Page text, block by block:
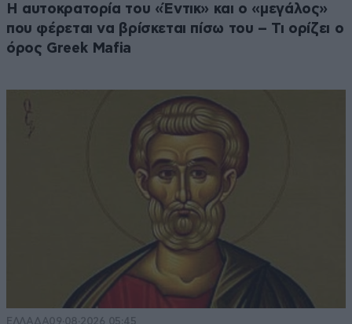
Η αυτοκρατορία του «Έντικ» και ο «μεγάλος»
που φέρεται να βρίσκεται πίσω του – Τι ορίζει ο
όρος Greek Mafia
ΕΛΛΑΔΑ09·08·2026 05:45